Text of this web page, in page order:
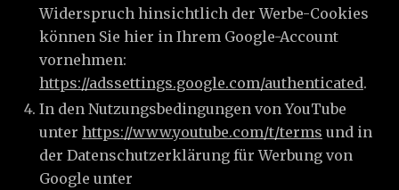
Widerspruch hinsichtlich der Werbe-Cookies
können Sie hier in Ihrem Google-Account
vornehmen:
https://adssettings.google.com/authenticated.
In den Nutzungsbedingungen von YouTube
unter https://www.youtube.com/t/terms und in
der Datenschutzerklärung für Werbung von
Google unter